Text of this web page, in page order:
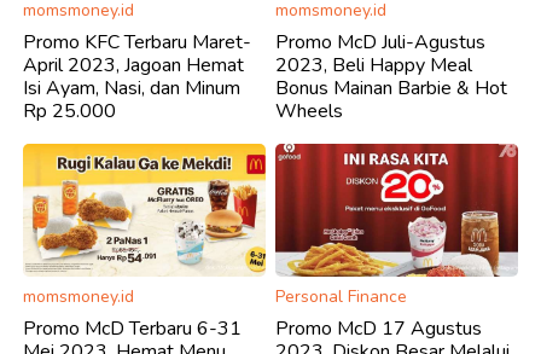
momsmoney.id
Promo KFC Terbaru Maret-
April 2023, Jagoan Hemat
Isi Ayam, Nasi, dan Minum
Rp 25.000
momsmoney.id
Promo McD Juli-Agustus
2023, Beli Happy Meal
Bonus Mainan Barbie & Hot
Wheels
momsmoney.id
Promo McD Terbaru 6-31
Personal Finance
Promo McD 17 Agustus